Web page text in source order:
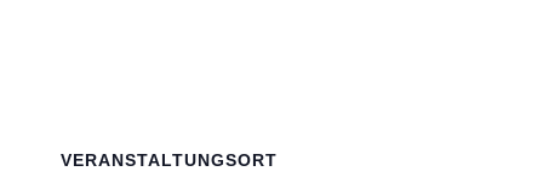
VERANSTALTUNGSORT